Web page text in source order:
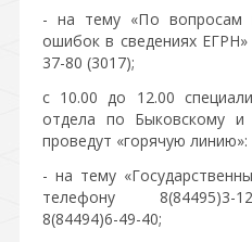
- на тему «По вопросам
ошибок в сведениях
37-80 (3017);
с 10.00 до 12.00
отдела по Быковскому и
проведут «горячую линию»:
- на тему
телефону 8(84495)3-
8(84494)6-49-40;